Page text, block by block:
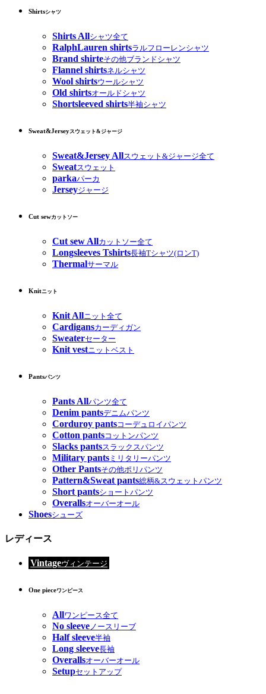
Shirtsシャツ
Shirts Allシャツ全て
RalphLauren shirtsラルフローレンシャツ
Brand shirteその他ブランドシャツ
Flannel shirtsネルシャツ
Wool shirtsウールシャツ
Old shirtsオールドシャツ
Shortsleeved shirts半袖シャツ
Sweat&Jerseyスウェット&ジャージ
Sweat&Jersey Allスウェット&ジャージ全て
Sweatスウェット
parkaパーカ
Jerseyジャージ
Cut sewカットソー
Cut sew Allカットソー全て
Longsleeves Tshirts長袖Tシャツ(ロンT)
Thermalサーマル
Knitニット
Knit Allニット全て
Cardigansカーディガン
Sweaterセーター
Knit vestニットベスト
Pantsパンツ
Pants Allパンツ全て
Denim pantsデニムパンツ
Corduroy pantsコーデュロイパンツ
Cotton pantsコットンパンツ
Slacks pantsスラックスパンツ
Military pants ミリタリーパンツ
Other Pantsその他ポリパンツ
Pattern&Sweat pants総柄&スウェットパンツ
Short pantsショートパンツ
Overallsオーバーオール
Shoesシューズ
レディース
Vintageヴィンテージ
One pieceワンピース
Allワンピース全て
No sleeveノースリーブ
Half sleeve半袖
Long sleeve長袖
Overallsオーバーオール
Setupセットアップ